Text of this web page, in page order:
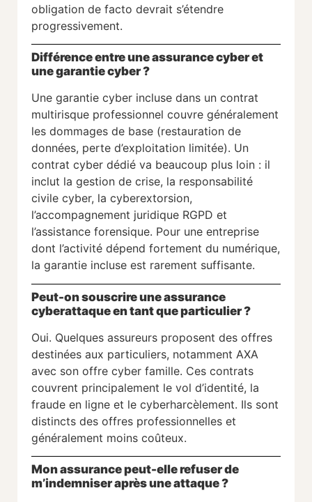
obligation de facto devrait s’étendre
progressivement.
Différence entre une assurance cyber et
une garantie cyber ?
Une garantie cyber incluse dans un contrat
multirisque professionnel couvre généralement
les dommages de base (restauration de
données, perte d’exploitation limitée). Un
contrat cyber dédié va beaucoup plus loin : il
inclut la gestion de crise, la responsabilité
civile cyber, la cyberextorsion,
l’accompagnement juridique RGPD et
l’assistance forensique. Pour une entreprise
dont l’activité dépend fortement du numérique,
la garantie incluse est rarement suffisante.
Peut-on souscrire une assurance
cyberattaque en tant que particulier ?
Oui. Quelques assureurs proposent des offres
destinées aux particuliers, notamment AXA
avec son offre cyber famille. Ces contrats
couvrent principalement le vol d’identité, la
fraude en ligne et le cyberharcèlement. Ils sont
distincts des offres professionnelles et
généralement moins coûteux.
Mon assurance peut-elle refuser de
m’indemniser après une attaque ?